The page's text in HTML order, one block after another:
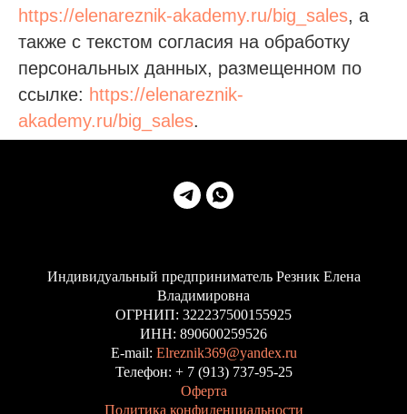
https://elenareznik-akademy.ru/big_sales, а
также с текстом согласия на обработку
персональных данных, размещенном по
ссылке: https://elenareznik-
akademy.ru/big_sales.
Индивидуальный предприниматель Резник Елена
Владимировна
ОГРНИП: 322237500155925
ИНН: 890600259526
E-mail: Elreznik369@yandex.ru
Телефон: + 7 (913) 737-95-25
Оферта
Политика конфиденциальности